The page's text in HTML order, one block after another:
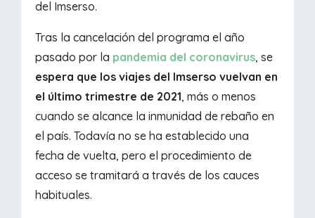
del Imserso.
Tras la cancelación del programa el año
pasado por la pandemia del coronavirus, se
espera que los viajes del Imserso vuelvan en
el último trimestre de 2021, más o menos
cuando se alcance la inmunidad de rebaño en
el país. Todavía no se ha establecido una
fecha de vuelta, pero el procedimiento de
acceso se tramitará a través de los cauces
habituales.